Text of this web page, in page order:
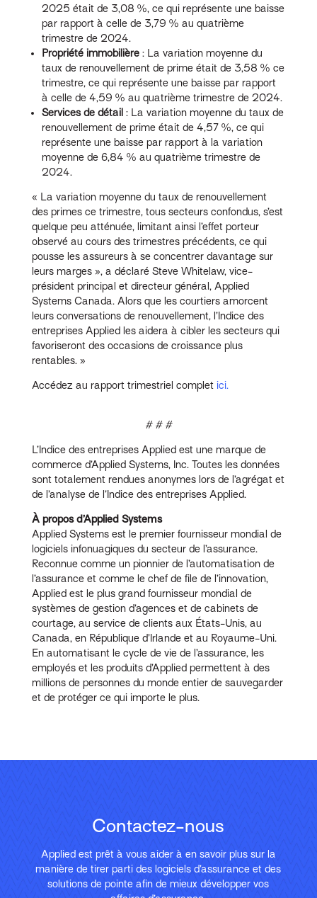
2025 était de 3,08 %, ce qui représente une baisse
par rapport à celle de 3,79 % au quatrième
trimestre de 2024.
Propriété immobilière : La variation moyenne du
taux de renouvellement de prime était de 3,58 % ce
trimestre, ce qui représente une baisse par rapport
à celle de 4,59 % au quatrième trimestre de 2024.
Services de détail : La variation moyenne du taux de
renouvellement de prime était de 4,57 %, ce qui
représente une baisse par rapport à la variation
moyenne de 6,84 % au quatrième trimestre de
2024.
« La variation moyenne du taux de renouvellement
des primes ce trimestre, tous secteurs confondus, s’est
quelque peu atténuée, limitant ainsi l’effet porteur
observé au cours des trimestres précédents, ce qui
pousse les assureurs à se concentrer davantage sur
leurs marges », a déclaré Steve Whitelaw, vice-
président principal et directeur général, Applied
Systems Canada. Alors que les courtiers amorcent
leurs conversations de renouvellement, l’Indice des
entreprises Applied les aidera à cibler les secteurs qui
favoriseront des occasions de croissance plus
rentables. »
Accédez au rapport trimestriel completici.
# # #
L’Indice des entreprises Applied est une marque de
commerce d’Applied Systems, Inc. Toutes les données
sont totalement rendues anonymes lors de l’agrégat et
de l’analyse de l’Indice des entreprises Applied.
À propos d’Applied Systems
Applied Systems est le premier fournisseur mondial de
logiciels infonuagiques du secteur de l’assurance.
Reconnue comme un pionnier de l’automatisation de
l’assurance et comme le chef de file de l’innovation,
Applied est le plus grand fournisseur mondial de
systèmes de gestion d’agences et de cabinets de
courtage, au service de clients aux États-Unis, au
Canada, en République d’Irlande et au Royaume-Uni.
En automatisant le cycle de vie de l’assurance, les
employés et les produits d’Applied permettent à des
millions de personnes du monde entier de sauvegarder
et de protéger ce qui importe le plus.
Contactez-nous
Applied est prêt à vous aider à en savoir plus sur la
manière de tirer parti des logiciels d’assurance et des
solutions de pointe afin de mieux développer vos